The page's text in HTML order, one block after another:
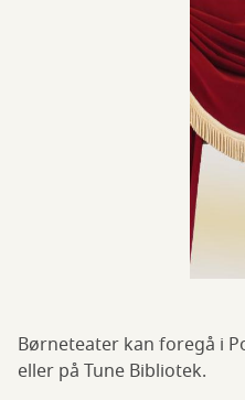
Børneteater kan foregå i
eller på Tune Bibliotek.